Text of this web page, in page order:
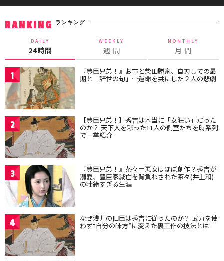
RANKING ランキング
DAILY
24時間
WEEKLY
週 間
MONTHLY
月 間
1 『豊臣兄弟！』お市と柴田勝家、自刃しての最
期と「辞世の句」…運命を共にした２人の悲劇
2 【豊臣兄弟！】秀吉は本当に「女狂い」だった
のか？ 天下人を彩った11人の側室たちを時系列
で一挙紹介
3 『豊臣兄弟！』茶々＝悪女はほぼ創作？秀吉が
溺愛、豊臣家滅亡を背負わされた茶々(井上和)
の壮絶すぎる生涯
4 なぜ浅井の旧臣は秀吉に従ったのか？ 武力を使
わず“自分の味方”に変えた裏工作の技法とは